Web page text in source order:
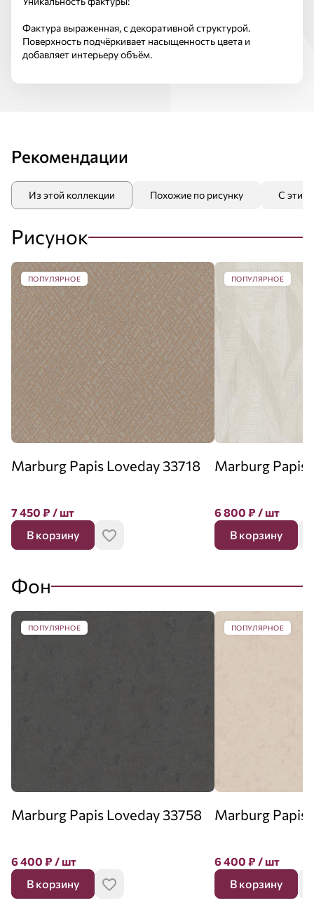
Фактура выраженная, с декоративной структурой.
Поверхность подчёркивает насыщенность цвета и
добавляет интерьеру объём.
Рекомендации
Из этой коллекции Похожие по рисунку С этим
Рисунок
ПОПУЛЯРНОЕ
Marburg Papis Loveday 33718
7 450 ₽ / шт
В корзину
ПОПУЛЯРНОЕ
Marburg Papis
6 800 ₽ / шт
В корзину
Фон
ПОПУЛЯРНОЕ
Marburg Papis Loveday 33758
6 400 ₽ / шт
В корзину
ПОПУЛЯРНОЕ
Marburg Papis
6 400 ₽ / шт
В корзину